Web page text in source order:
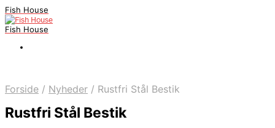
Fish House
Fish House
Forside / Nyheder / Rustfri Stål Bestik
Rustfri Stål Bestik